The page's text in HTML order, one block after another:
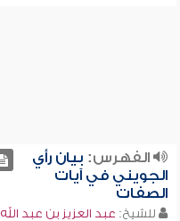
الفهرس: بيان رأي
الجويني في آيات
الصفات
للشيخ: عبد العزيز بن عبد الله